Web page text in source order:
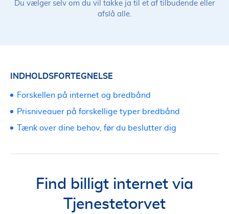
Du vælger selv om du vil takke ja til et af tilbudende eller
afslå alle.
Find billigt internet via
Tjenestetorvet
INDHOLDSFORTEGNELSE
Forskellen på internet og bredbånd
Prisniveauer på forskellige typer bredbånd
Tænk over dine behov, før du beslutter dig